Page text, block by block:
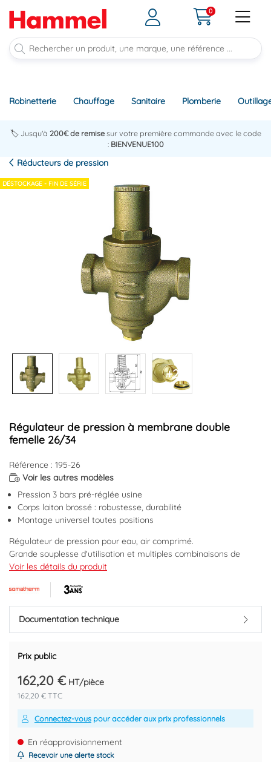
0
Robinetterie Chauffage Sanitaire Plomberie
🏷️ Jusqu'à 200€ de remisesur votre première commande avec le code
: BIENVENUE100
Réducteurs de pression
DÉSTOCKAGE - FIN DE SÉRIE
+2
Régulateur de pression à membrane double
femelle 26/34
Référence : 195-26
Voir les autres modèles
Pression 3 bars pré-réglée usine
Corps laiton brossé : robustesse, durabilité
Montage universel toutes positions
Régulateur de pression pour eau, air comprimé.
Grande souplesse d'utilisation et multiples combinaisons de
raccordements.
Plage de réglage à partir de 0,5 bar.
Normé ACS
Prise manomètre par le-dessous pour contrôler la pression de
sortie.
installations.
Marque : SOMATHERM
Code EAN : 3540731952614
Voir les détails du produit
Documentation technique
Prix public
162,20 € HT/pièce
162,20 € TTC
Connectez-vous pour accéder aux prix professionnels
En réapprovisionnement
Recevoir une alerte stock